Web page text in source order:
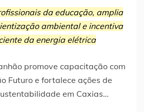
da educação, amplia
ambiental e incentiva
da energia elétrica